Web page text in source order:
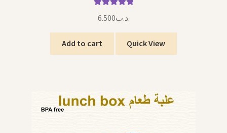
out of 5
.د.ب6.500
Add to cart Quick View